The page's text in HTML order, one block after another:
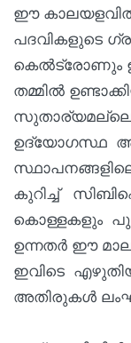
ഈ കാലയളവിൽ
പദവികളുടെ
കെൽട്രോണും
തമ്മിൽ
ഉദ്യോഗസ്ഥ
കുറിച്ച്
കൊള്ളകളും
ഉന്നതർ ഈ
ഇവിടെ
അതിരുകൾ